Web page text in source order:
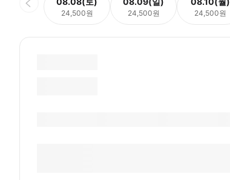
24,500원 24,500원 24,500원